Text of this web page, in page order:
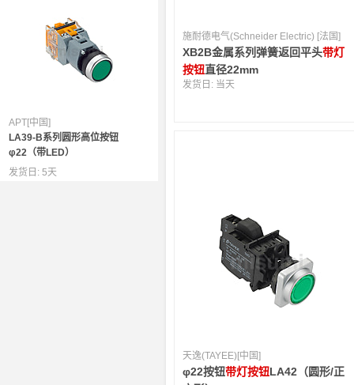
APT[中国]
LA39-B系列圆形高位按钮
φ22（带LED）
发货日: 5天
施耐德电气(Schneider Electric) [法国]
XB2B金属系列弹簧返回平头带灯
按钮直径22mm
发货日: 当天
天逸(TAYEE)[中国]
φ22按钮带灯按钮LA42（圆形/正